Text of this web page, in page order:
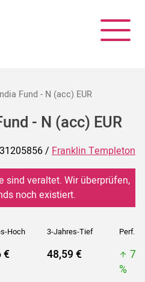
Fund - N (acc) EUR
- N (acc) EUR
/ Franklin Templeton
sind veraltet. Wir überprüfen,
noch existiert.
Hoch 3-Jahres-Tief Perf. 5J
€ 48,59 €
%